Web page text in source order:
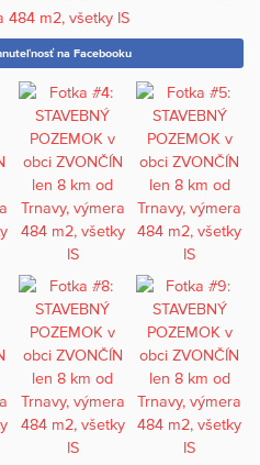
na Facebooku